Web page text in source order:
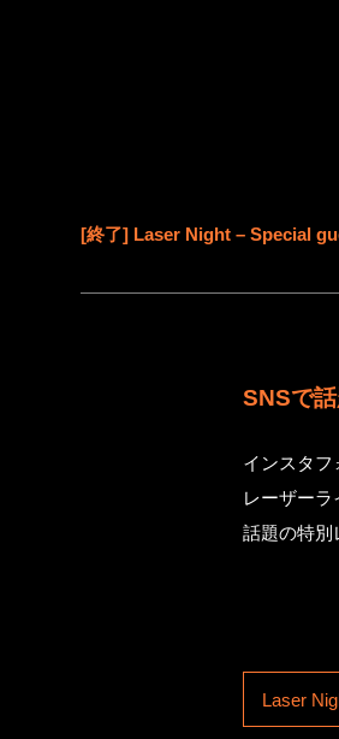
[終了] Laser Night – Special
SNSで
インスタフ
レーザー
話題の特別
Laser